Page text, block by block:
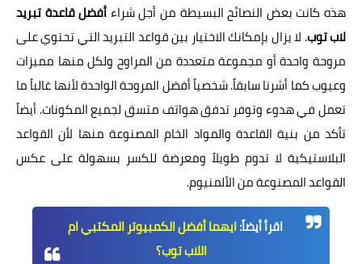
هذه كانت بعض النصائح البسيطة من أجل شراءأفضل قاعدة تبريد
لاب توب. لا يزال بإمكانك الاختيار بين قواعد التبريد التي تحتوي على
مروحة واحدة أو مجموعة متعددة من المراوح ولكل منها مميزات
وعيوب كما أشرنا سابقاً. شخصياً أفضل المروحة الواحدة لأنها غالباً ما
تعمل في هدوء وتوفر تدفق هواتف متسق لجميع المكونات. أيضاً
تأكد من بنية القاعدة والمواد الخام المصنوعة منها لأن القواعد
البلاستيكية لا تدوم طويلاً ومعرضة للكسر بسهولة على عكس
القواعد المصنوعة من الألمنيوم.
اقرأ أيضاً:ايهما أفضل الكمبيوتر المكتبي ام
اللاب توب؟